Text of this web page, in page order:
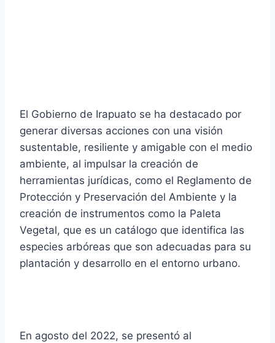
El Gobierno de Irapuato se ha destacado por
generar diversas acciones con una visión
sustentable, resiliente y amigable con el medio
ambiente, al impulsar la creación de
herramientas jurídicas, como el Reglamento de
Protección y Preservación del Ambiente y la
creación de instrumentos como la Paleta
Vegetal, que es un catálogo que identifica las
especies arbóreas que son adecuadas para su
plantación y desarrollo en el entorno urbano.
En agosto del 2022, se presentó al